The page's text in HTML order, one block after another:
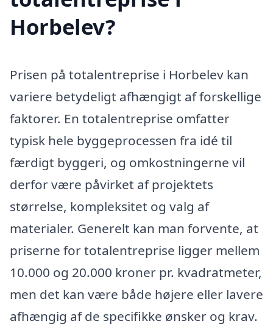
Horbelev?
Prisen på totalentreprise i Horbelev kan
variere betydeligt afhængigt af forskellige
faktorer. En totalentreprise omfatter
typisk hele byggeprocessen fra idé til
færdigt byggeri, og omkostningerne vil
derfor være påvirket af projektets
størrelse, kompleksitet og valg af
materialer. Generelt kan man forvente, at
priserne for totalentreprise ligger mellem
10.000 og 20.000 kroner pr. kvadratmeter,
men det kan være både højere eller lavere
afhængig af de specifikke ønsker og krav.